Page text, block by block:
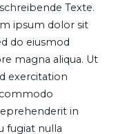
Texte.
ipsum dolor sit
do eiusmod
magna aliqua. Ut
exercitation
in
fugiat nulla